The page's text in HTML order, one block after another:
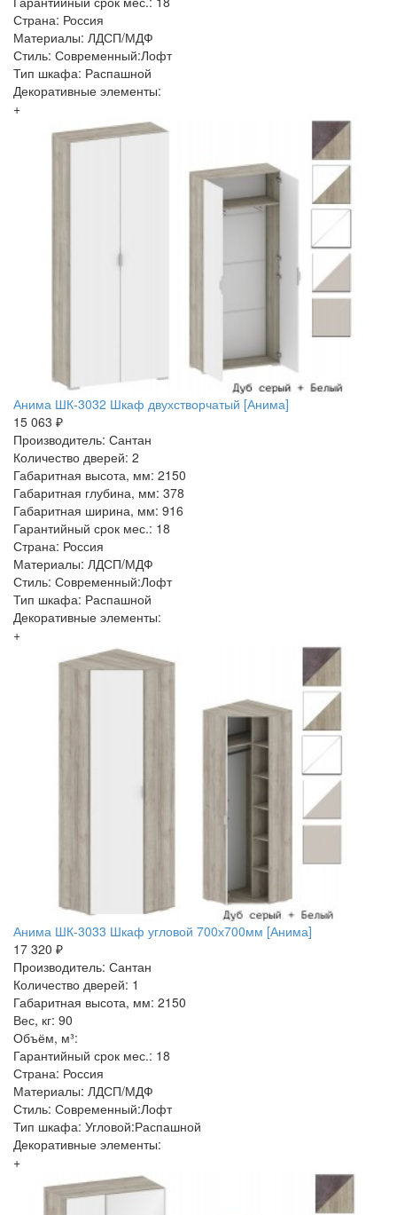
Страна: Россия
Материалы: ЛДСП/МДФ
Стиль: Современный:Лофт
Тип шкафа: Распашной
Декоративные элементы:
+
Анима ШК-3032 Шкаф двухстворчатый [Анима]
15 063 ₽
Производитель: Сантан
Количество дверей: 2
Габаритная высота, мм: 2150
Габаритная глубина, мм: 378
Габаритная ширина, мм: 916
Гарантийный срок мес.: 18
Страна: Россия
Материалы: ЛДСП/МДФ
Стиль: Современный:Лофт
Тип шкафа: Распашной
Декоративные элементы:
+
Анима ШК-3033 Шкаф угловой 700х700мм [Анима]
17 320 ₽
Производитель: Сантан
Количество дверей: 1
Габаритная высота, мм: 2150
Вес, кг: 90
Объём, м³:
Гарантийный срок мес.: 18
Страна: Россия
Материалы: ЛДСП/МДФ
Стиль: Современный:Лофт
Тип шкафа: Угловой:Распашной
Декоративные элементы:
+